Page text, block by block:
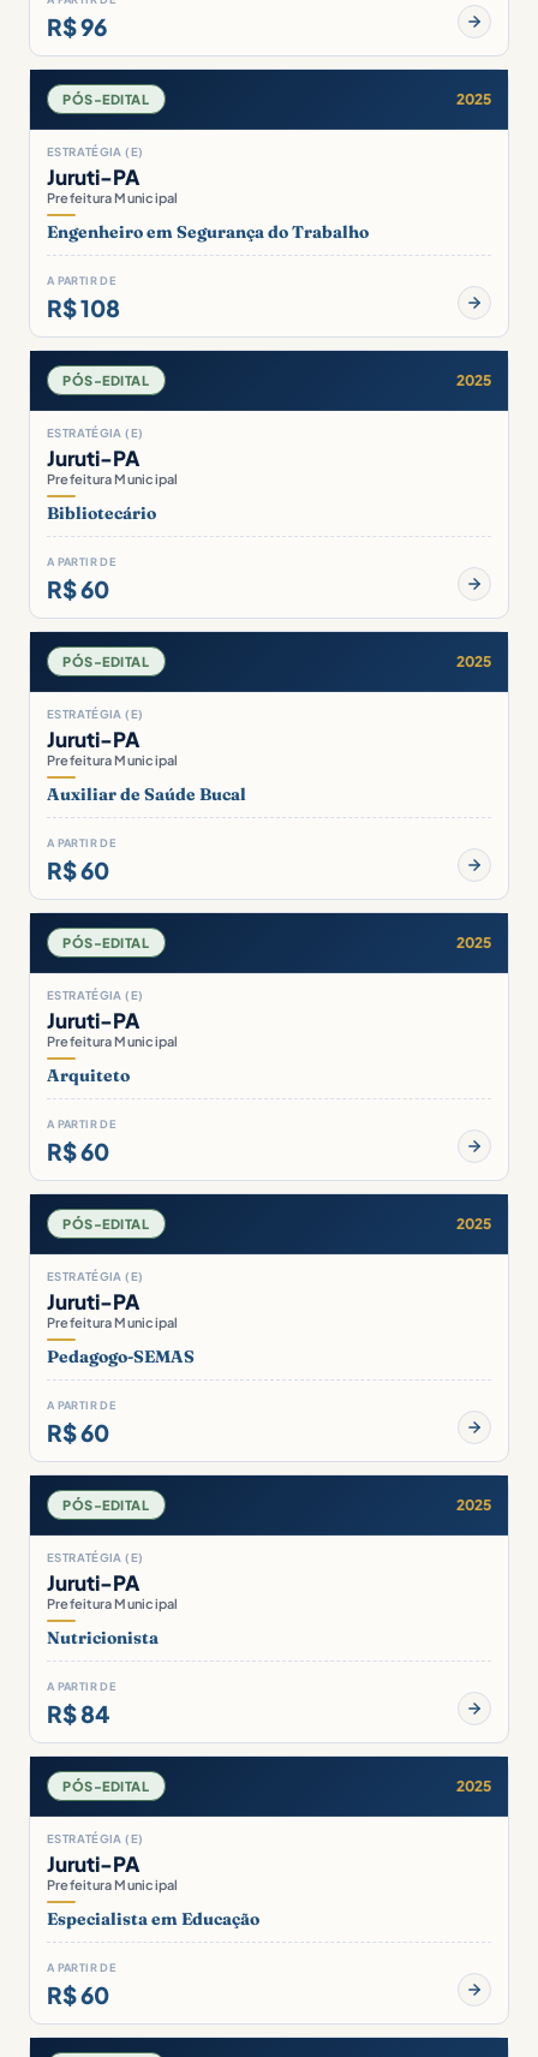
R$ 96
PÓS-EDITAL 2025
ESTRATÉGIA (E)
Juruti-PA
Prefeitura Municipal
Engenheiro em Segurança do Trabalho
A PARTIR DE
R$ 108
PÓS-EDITAL 2025
ESTRATÉGIA (E)
Juruti-PA
Prefeitura Municipal
Bibliotecário
A PARTIR DE
R$ 60
PÓS-EDITAL 2025
ESTRATÉGIA (E)
Juruti-PA
Prefeitura Municipal
Auxiliar de Saúde Bucal
A PARTIR DE
R$ 60
PÓS-EDITAL 2025
ESTRATÉGIA (E)
Juruti-PA
Prefeitura Municipal
Arquiteto
A PARTIR DE
R$ 60
PÓS-EDITAL 2025
ESTRATÉGIA (E)
Juruti-PA
Prefeitura Municipal
Pedagogo-SEMAS
A PARTIR DE
R$ 60
PÓS-EDITAL 2025
ESTRATÉGIA (E)
Juruti-PA
Prefeitura Municipal
Nutricionista
A PARTIR DE
R$ 84
PÓS-EDITAL 2025
ESTRATÉGIA (E)
Juruti-PA
Prefeitura Municipal
Especialista em Educação
A PARTIR DE
R$ 60